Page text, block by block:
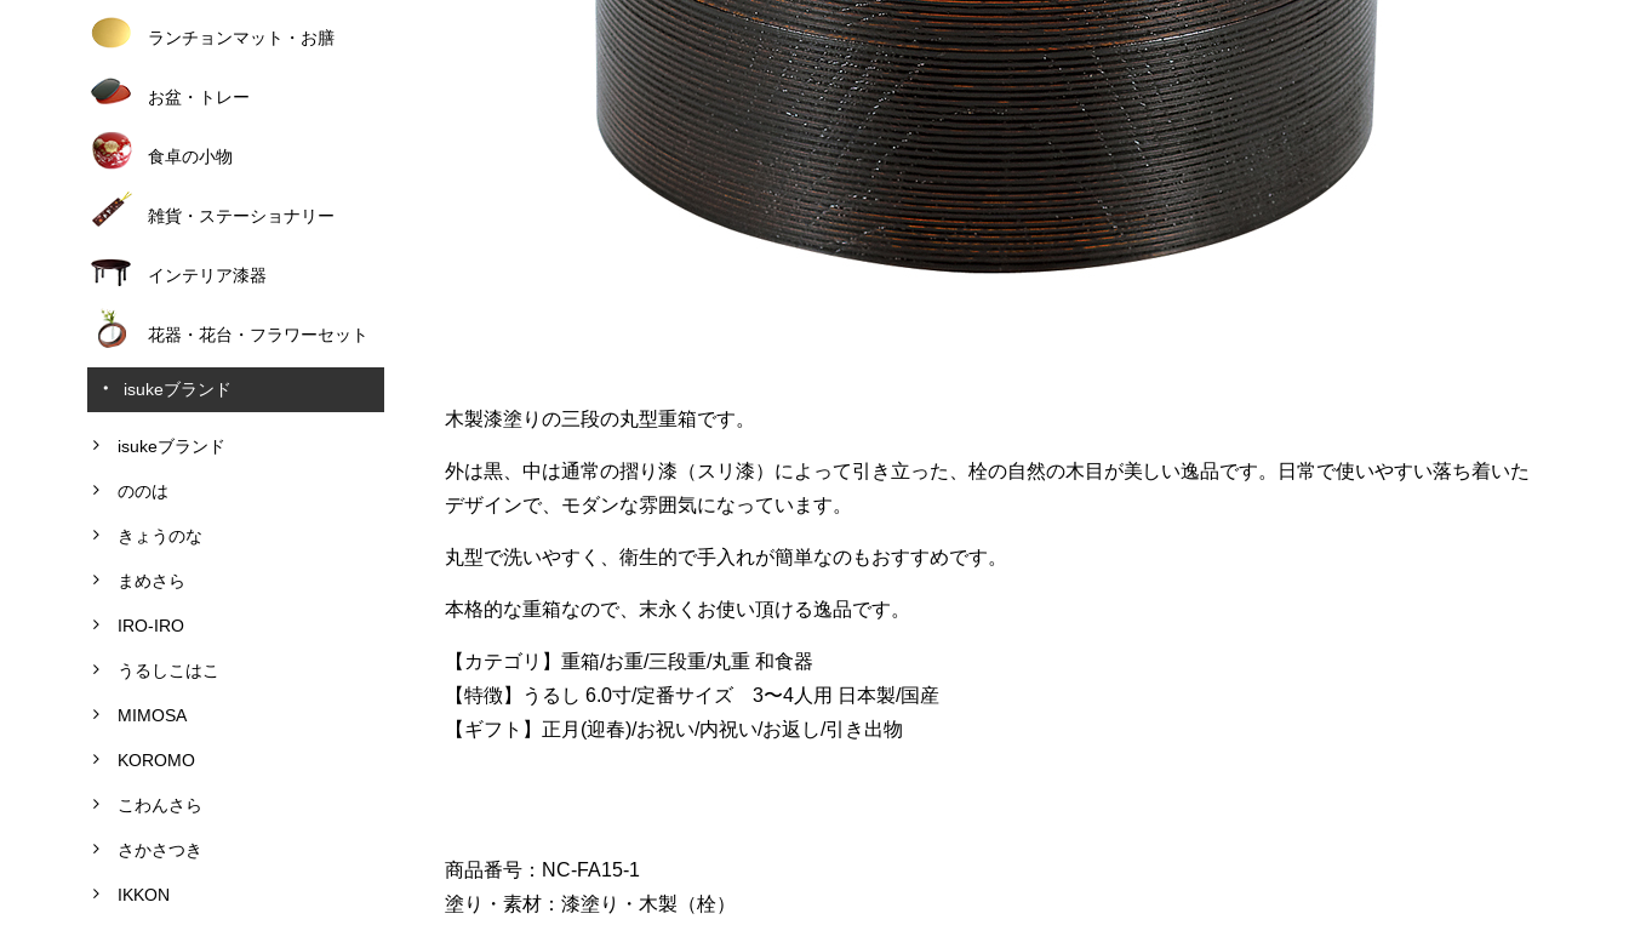
ランチョンマット・お膳
お盆・トレー
食卓の小物
雑貨・ステーショナリー
インテリア漆器
花器・花台・フラワーセット
isukeブランド
isukeブランド
ののは
きょうのな
まめさら
IRO-IRO
うるしこはこ
MIMOSA
KOROMO
こわんさら
さかさつき
IKKON
木製漆塗りの三段の丸型重箱です。
外は黒、中は通常の摺り漆（スリ漆）によって引き立った、栓の自然の木目が美しい逸品です。日常で使いやすい落ち着いた
デザインで、モダンな雰囲気になっています。
丸型で洗いやすく、衛生的で手入れが簡単なのもおすすめです。
本格的な重箱なので、末永くお使い頂ける逸品です。
【カテゴリ】重箱/お重/三段重/丸重 和食器
【特徴】うるし 6.0寸/定番サイズ 3〜4人用 日本製/国産
【ギフト】正月(迎春)/お祝い/内祝い/お返し/引き出物
商品番号：NC-FA15-1
塗り・素材：漆塗り・木製（栓）